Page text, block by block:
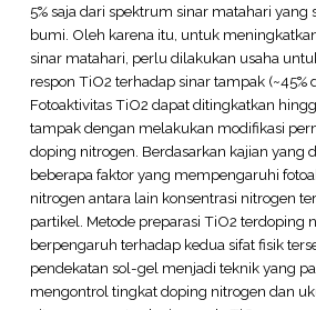
5% saja dari spektrum sinar matahari
bumi. Oleh karena itu, untuk
sinar matahari, perlu dilakukan usaha
respon TiO2 terhadap sinar tampak (~45%
Fotoaktivitas TiO2 dapat ditingkatkan
tampak dengan melakukan modifikasi
doping nitrogen. Berdasarkan kajian yang
beberapa faktor yang mempengaruhi
nitrogen antara lain konsentrasi nitrogen
partikel. Metode preparasi TiO2 terdoping
berpengaruh terhadap kedua sifat fisik
pendekatan sol-gel menjadi teknik yang
mengontrol tingkat doping nitrogen dan